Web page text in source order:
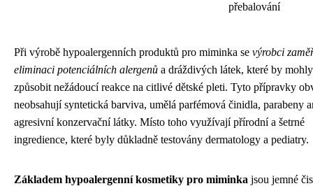
přebalování
Při výrobě hypoalergenních produktů pro miminka se výrobci
eliminaci potenciálních alergenů a dráždivých látek, které by mohly
způsobit nežádoucí reakce na citlivé dětské pleti. Tyto přípravky
neobsahují syntetická barviva, umělá parfémová činidla, parabeny
agresivní konzervační látky. Místo toho využívají přírodní a šetrné
ingredience, které byly důkladně testovány dermatology a pediatry.
Základem hypoalergenní kosmetiky pro miminka jsou jemné